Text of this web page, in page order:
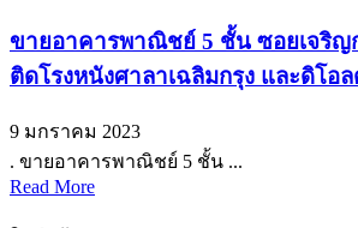
ขายอาคารพาณิชย์ 5 ชั้น ซอยเจริญ
ติดโรงหนังศาลาเฉลิมกรุง และดิโอ
9 มกราคม 2023
. ขายอาคารพาณิชย์ 5 ชั้น ...
Read More